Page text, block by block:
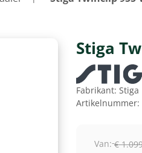
Stiga
Fabrikant: Stiga
Artikelnummer:
Van: €